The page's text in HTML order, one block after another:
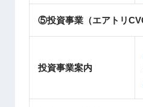
⑤投資事業（エアトリ
投資事業案内